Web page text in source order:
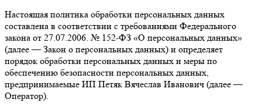
Настоящая политика обработки персональных данных
составлена в соответствии с требованиями Федерального
закона от 27.07.2006. № 152-ФЗ «О персональных данных»
(далее — Закон о персональных данных) и определяет
порядок обработки персональных данных и меры по
обеспечению безопасности персональных данных,
предпринимаемые ИП Петяк Вячеслав Иванович (далее —
Оператор).